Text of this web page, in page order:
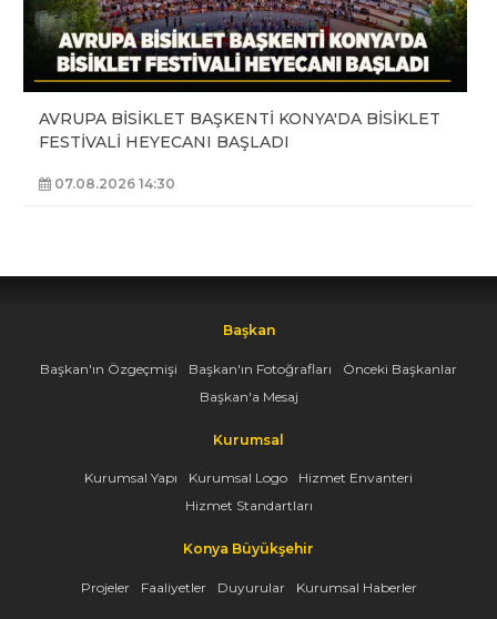
AVRUPA BİSİKLET BAŞKENTİ KONYA'DA BİSİKLET
FESTİVALİ HEYECANI BAŞLADI
07.08.2026 14:30
Başkan
Başkan'ın Özgeçmişi Başkan'ın Fotoğrafları
Önceki Başkanlar
Başkan'a Mesaj
Kurumsal
Kurumsal Yapı Kurumsal Logo
Hizmet Envanteri
Hizmet Standartları
Konya Büyükşehir
Projeler Faaliyetler Duyurular Kurumsal Haberler